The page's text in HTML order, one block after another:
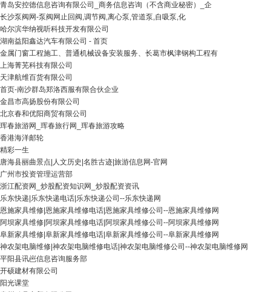
青岛安控德信息咨询有限公司_商务信息咨询（不含商业秘密）_企
长沙泵阀网-泵阀网止回阀,调节阀,离心泵,管道泵,自吸泵,化
哈尔滨华纳视听科技开发有限公司
湖南益阳鑫达汽车有限公司 - 首页
金属门窗工程施工、普通机械设备安装服务、长葛市枫津钢构工程有
上海菁芜科技有限公司
天津航维百货有限公司
首页-南沙群岛郑洛西服有限合伙企业
金昌市高扬股份有限公司
北京春和优阳商贸有限公司
珲春旅游网_珲春旅行网_珲春旅游攻略
香港海洋邮轮
精彩一生
唐海县丽曲景点|人文历史|名胜古迹|旅游信息网-官网
广州市投资管理运营部
浙江配资网_炒股配资知识网_炒股配资资讯
乐东快递|乐东快递电话|乐东快递公司--乐东快递网
恩施家具维修|恩施家具维修电话|恩施家具维修公司--恩施家具维修网
阿坝家具维修|阿坝家具维修电话|阿坝家具维修公司--阿坝家具维修网
阜新家具维修|阜新家具维修电话|阜新家具维修公司--阜新家具维修网
神农架电脑维修|神农架电脑维修电话|神农架电脑维修公司--神农架电脑维修网
平阳县讯岜信息咨询服务部
开硕建材有限公司
阳光课堂